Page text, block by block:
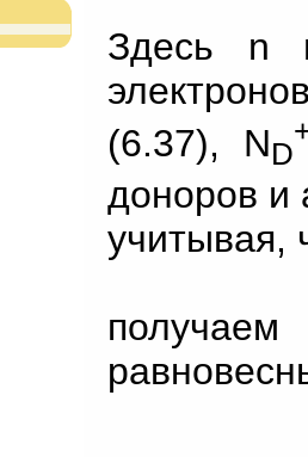
Здесь n
(6.37), ND
доноров и
учитывая,